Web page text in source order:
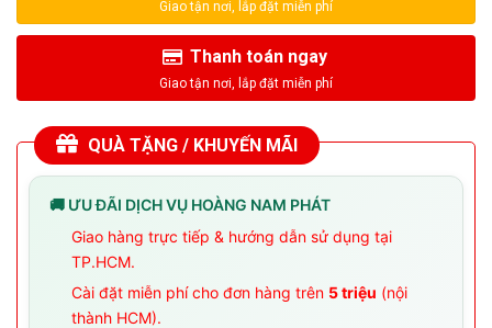
Thanh toán ngay
QUÀ TẶNG / KHUYẾN MÃI
🚚 ƯU ĐÃI DỊCH VỤ HOÀNG NAM PHÁT
Giao hàng trực tiếp & hướng dẫn sử dụng tại
TP.HCM.
Cài đặt miễn phí cho đơn hàng trên 5 triệu (nội
thành HCM).